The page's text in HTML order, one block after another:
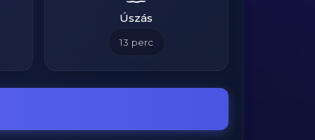
Úszás
13 perc